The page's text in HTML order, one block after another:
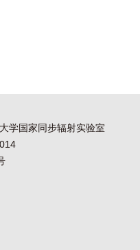
学国家同步辐射实验室